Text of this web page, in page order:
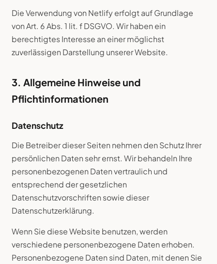
Die Verwendung von Netlify erfolgt auf Grundlage
von Art. 6 Abs. 1 lit. f DSGVO. Wir haben ein
berechtigtes Interesse an einer möglichst
zuverlässigen Darstellung unserer Website.
3. Allgemeine Hinweise und
Pflichtinformationen
Datenschutz
Die Betreiber dieser Seiten nehmen den Schutz Ihrer
persönlichen Daten sehr ernst. Wir behandeln Ihre
personenbezogenen Daten vertraulich und
entsprechend der gesetzlichen
Datenschutzvorschriften sowie dieser
Datenschutzerklärung.
Wenn Sie diese Website benutzen, werden
verschiedene personenbezogene Daten erhoben.
Personenbezogene Daten sind Daten, mit denen Sie